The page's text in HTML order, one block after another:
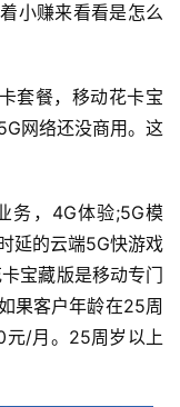
小赚来看看是怎么
套餐，移动花卡宝
网络还没商用。这
务，4G体验;5G模
延的云端5G快游戏
宝藏版是移动专门
果客户年龄在25周
元/月。25周岁以上